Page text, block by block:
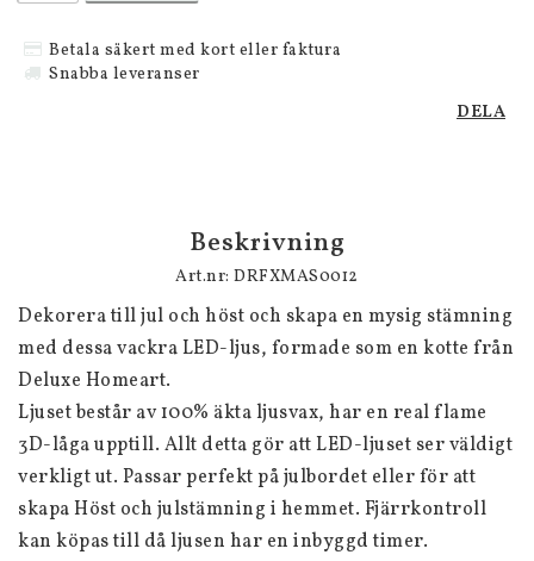
Betala säkert med kort eller faktura
Snabba leveranser
DELA
Beskrivning
Art.nr: DRF­XMAS­0012
Dekorera till jul och höst och skapa en mysig stämning
med dessa vackra LED-ljus, formade som en kotte från
Deluxe Homeart.
Ljuset består av 100% äkta ljusvax, har en real flame
3D-låga upptill. Allt detta gör att LED-ljuset ser väldigt
verkligt ut. Passar perfekt på julbordet eller för att
skapa Höst och julstämning i hemmet. Fjärrkontroll
kan köpas till då ljusen har en inbyggd timer.